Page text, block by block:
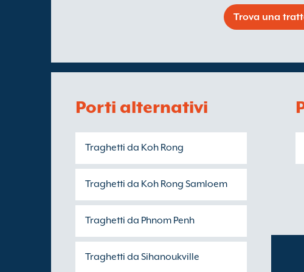
Trova una
Porti alternativi
Traghetti da Koh Rong
Traghetti da Koh Rong Samloem
Traghetti da Phnom Penh
Traghetti da Sihanoukville